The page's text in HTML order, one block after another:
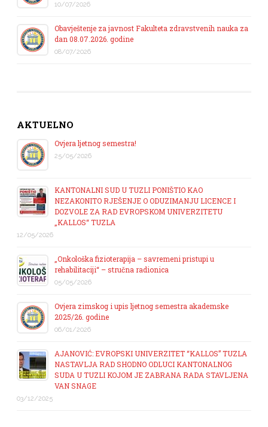
10/07/2026
Obavještenje za javnost Fakulteta zdravstvenih nauka za
dan 08.07.2026. godine
08/07/2026
AKTUELNO
Ovjera ljetnog semestra!
25/05/2026
KANTONALNI SUD U TUZLI PONIŠTIO KAO
NEZAKONITO RJEŠENJE O ODUZIMANJU LICENCE I
DOZVOLE ZA RAD EVROPSKOM UNIVERZITETU
„KALLOS“ TUZLA
12/05/2026
„Onkološka fizioterapija – savremeni pristupi u
rehabilitaciji“ – stručna radionica
05/05/2026
Ovjera zimskog i upis ljetnog semestra akademske
2025/26. godine
06/01/2026
AJANOVIĆ: EVROPSKI UNIVERZITET “KALLOS” TUZLA
NASTAVLJA RAD SHODNO ODLUCI KANTONALNOG
SUDA U TUZLI KOJOM JE ZABRANA RADA STAVLJENA
VAN SNAGE
03/12/2025